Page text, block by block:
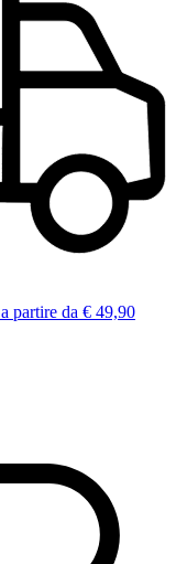
a partire da € 49,90